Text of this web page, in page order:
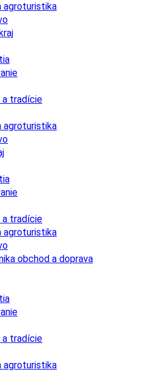
agroturistika
a tradície
agroturistika
a tradície
agroturistika
obchod a doprava
a tradície
agroturistika